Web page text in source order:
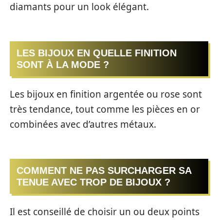
diamants pour un look élégant.
LES BIJOUX EN QUELLE FINITION
SONT À LA MODE ?
Les bijoux en finition argentée ou rose sont
très tendance, tout comme les pièces en or
combinées avec d’autres métaux.
COMMENT NE PAS SURCHARGER SA
TENUE AVEC TROP DE BIJOUX ?
Il est conseillé de choisir un ou deux points